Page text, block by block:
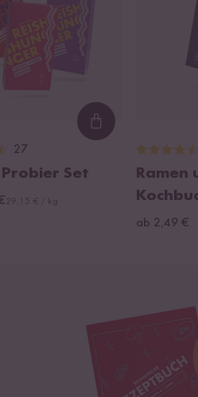
Loading...
27
Probier Set
Ramen
ab 2,49 €